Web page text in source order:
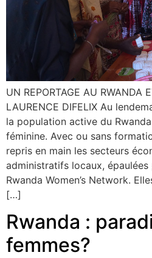
UN REPORTAGE AU RWANDA
LAURENCE DIFELIX Au
la population active du
féminine. Avec ou sans
repris en main les secteurs
administratifs locaux,
Rwanda Women’s Network.
[…]
Rwanda :
femmes?